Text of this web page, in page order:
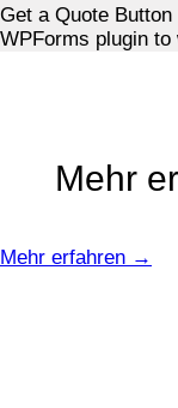
Get a Quote
WPForms plugin to
Mehr
Mehr erfahren →